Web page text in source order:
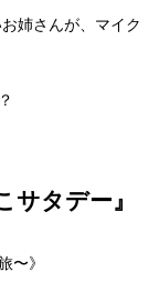
姉さんが、マイク
サタデー』
〜》